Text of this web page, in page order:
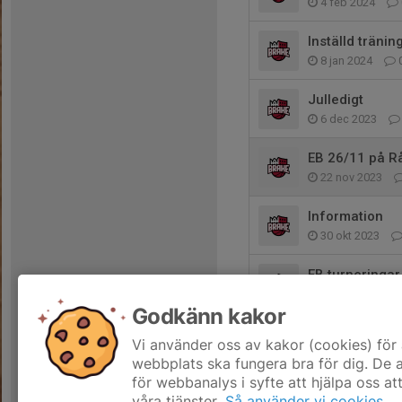
Inställd träning
8 jan 2024
Julledigt
6 dec 2023
EB 26/11 på
22 nov 2023
Information
30 okt 2023
EB turneringar
18 okt 2023
Godkänn kakor
Vi använder oss av kakor (cookies)
webbplats ska fungera bra för dig. De
för webbanalys i syfte att hjälpa oss